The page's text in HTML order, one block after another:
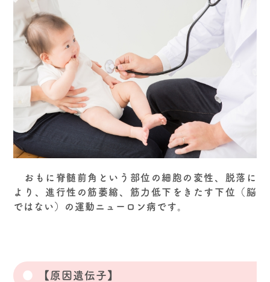
おもに脊髄前角という部位の細胞の変性、脱落に
より、進行性の筋萎縮、筋力低下をきたす下位（脳
ではない）の運動ニューロン病です。
【原因遺伝子】